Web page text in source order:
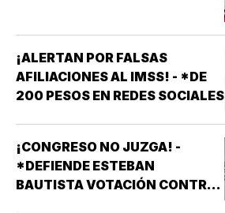
¡ALERTAN POR FALSAS
AFILIACIONES AL IMSS! - *DE
200 PESOS EN REDES SOCIALES
¡CONGRESO NO JUZGA! -
*DEFIENDE ESTEBAN
BAUTISTA VOTACIÓN CONTRA